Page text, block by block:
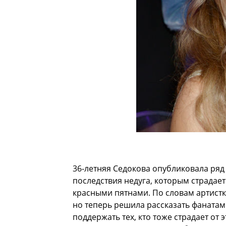
36-летняя Седокова опубликовала
последствия недуга, которым
красными пятнами. По словам
но теперь решила рассказать
поддержать тех, кто тоже страдает